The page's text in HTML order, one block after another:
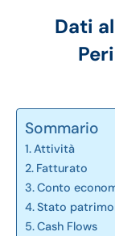
Dati
Sommario
Attività
Fatturato
Conto
Stato
Cash Flows